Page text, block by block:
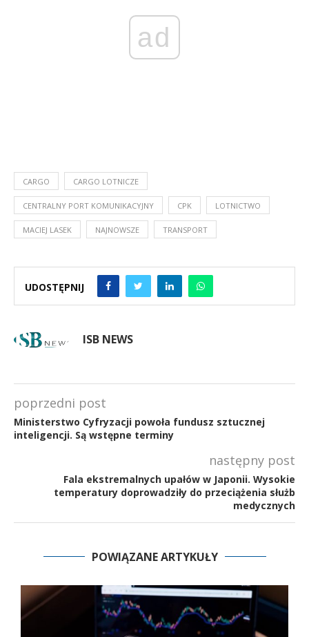
ad
CARGO CARGO LOTNICZE
CENTRALNY PORT KOMUNIKACYJNY CPK LOTNICTWO
MACIEJ LASEK NAJNOWSZE TRANSPORT
UDOSTĘPNIJ
ISB NEWS
poprzedni post
Ministerstwo Cyfryzacji powoła fundusz sztucznej
inteligencji. Są wstępne terminy
następny post
Fala ekstremalnych upałów w Japonii. Wysokie
temperatury doprowadziły do przeciążenia służb
medycznych
POWIĄZANE ARTYKUŁY